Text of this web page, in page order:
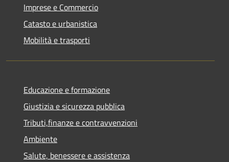
Imprese e Commercio
Catasto e urbanistica
Mobilità e trasporti
Educazione e formazione
Giustizia e sicurezza pubblica
Tributi,finanze e contravvenzioni
Ambiente
Salute, benessere e assistenza